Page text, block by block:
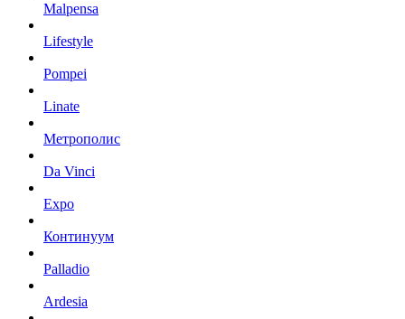
Malpensa
Lifestyle
Pompei
Linate
Метрополис
Da Vinci
Expo
Континуум
Palladio
Ardesia